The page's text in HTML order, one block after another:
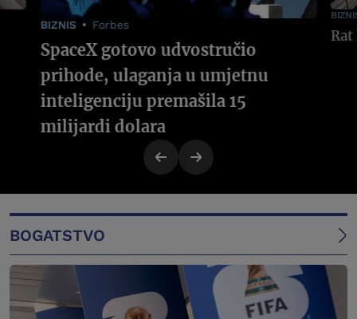
BIZNIS Forbes
SpaceX gotovo udvostručio
prihode, ulaganja u umjetnu
inteligenciju premašila 15
milijardi dolara
BOGATSTVO